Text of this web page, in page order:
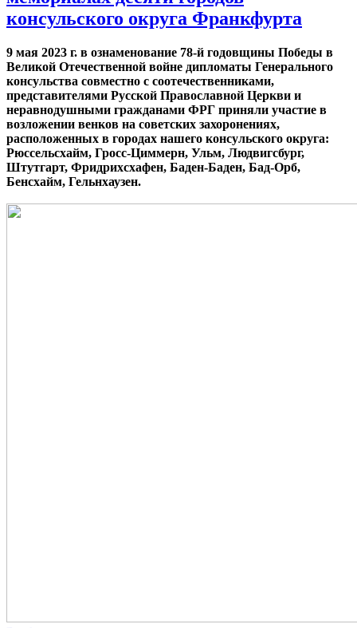
консульского округа Франкфурта
9 мая 2023 г. в ознаменование 78-й годовщины Победы в
Великой Отечественной войне дипломаты Генерального
консульства совместно с соотечественниками,
представителями Русской Православной Церкви и
неравнодушными гражданами ФРГ приняли участие в
возложении венков на советских захоронениях,
расположенных в городах нашего консульского округа:
Рюссельсхайм, Гросс-Циммерн, Ульм, Людвигсбург,
Штутгарт, Фридрихсхафен, Баден-Баден, Бад-Орб,
Бенсхайм, Гельнхаузен.